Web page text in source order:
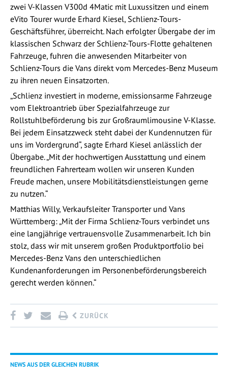
zwei V-Klassen V300d 4Matic mit Luxussitzen und einem
eVito Tourer wurde Erhard Kiesel, Schlienz-Tours-
Geschäftsführer, überreicht. Nach erfolgter Übergabe der im
klassischen Schwarz der Schlienz-Tours-Flotte gehaltenen
Fahrzeuge, fuhren die anwesenden Mitarbeiter von
Schlienz-Tours die Vans direkt vom Mercedes-Benz Museum
zu ihren neuen Einsatzorten.
„Schlienz investiert in moderne, emissionsarme Fahrzeuge
vom Elektroantrieb über Spezialfahrzeuge zur
Rollstuhlbeförderung bis zur Großraumlimousine V-Klasse.
Bei jedem Einsatzzweck steht dabei der Kundennutzen für
uns im Vordergrund“, sagte Erhard Kiesel anlässlich der
Übergabe. „Mit der hochwertigen Ausstattung und einem
freundlichen Fahrerteam wollen wir unseren Kunden
Freude machen, unsere Mobilitätsdienstleistungen gerne
zu nutzen.“
Matthias Willy, Verkaufsleiter Transporter und Vans
Württemberg: „Mit der Firma Schlienz-Tours verbindet uns
eine langjährige vertrauensvolle Zusammenarbeit. Ich bin
stolz, dass wir mit unserem großen Produktportfolio bei
Mercedes-Benz Vans den unterschiedlichen
Kundenanforderungen im Personenbeförderungsbereich
gerecht werden können.“
ZURÜCK
NEWS AUS DER GLEICHEN RUBRIK